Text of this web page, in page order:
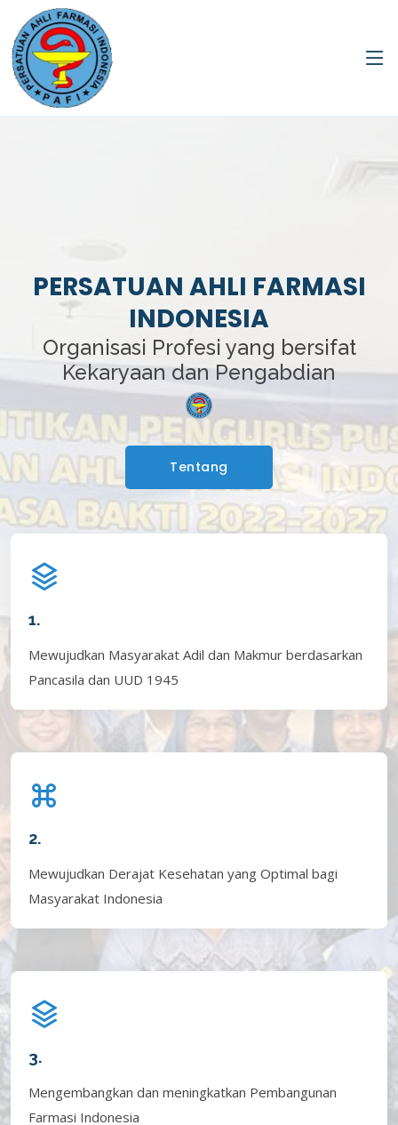
PERSATUAN AHLI FARMASI
INDONESIA
Organisasi Profesi yang bersifat
Kekaryaan dan Pengabdian
Tentang
1.
Mewujudkan Masyarakat Adil dan Makmur berdasarkan
Pancasila dan UUD 1945
2.
Mewujudkan Derajat Kesehatan yang Optimal bagi
Masyarakat Indonesia
3.
Mengembangkan dan meningkatkan Pembangunan
Farmasi Indonesia